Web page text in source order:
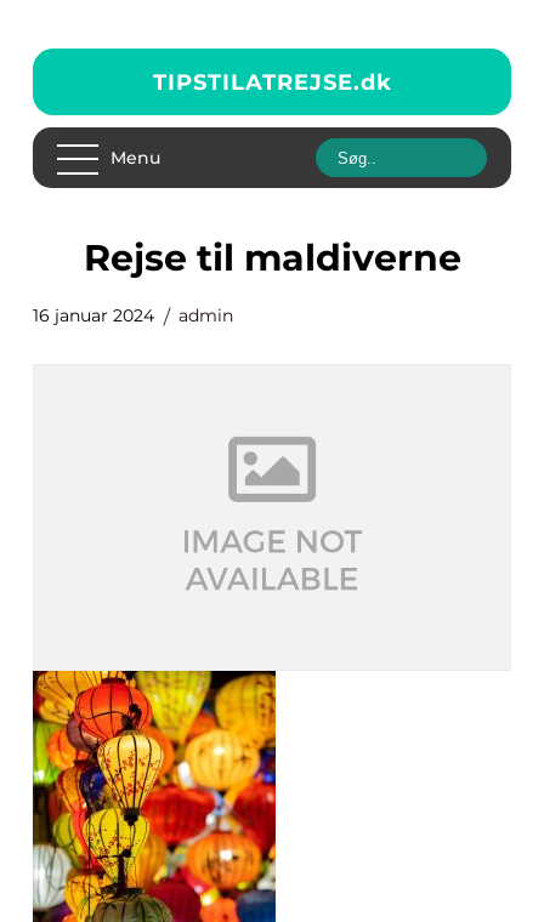
TIPSTILATREJSE.dk
Menu
rejse til maldiverne
16 januar 2024 admin